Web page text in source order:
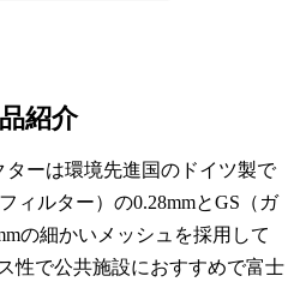
紹介
ーは環境先進国のドイツ製で
ィルター）の0.28mmとGS（ガ
の細かいメッシュを採用して
性で公共施設におすすめで富士